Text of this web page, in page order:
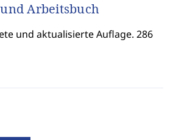
Arbeitsbuch
und aktualisierte Auflage. 286